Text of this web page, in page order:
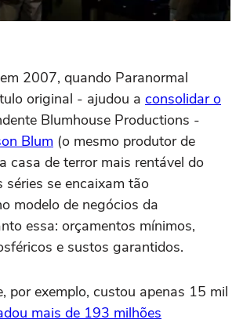
2007, quando Paranormal
original - ajudou a consolidar o
Blumhouse Productions -
Blum (o mesmo produtor de
casa de terror mais rentável do
séries se encaixam tão
modelo de negócios da
essa: orçamentos mínimos,
e sustos garantidos.
por exemplo, custou apenas 15 mil
mais de 193 milhões